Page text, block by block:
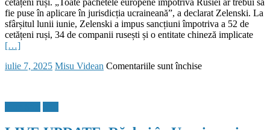
sunt
dependenţi
de
Patriot
cetățeni ruși. „Toate pachetele europene împotriva Rusiei ar trebui să
fie puse în aplicare în jurisdicția ucraineană”, a declarat Zelenski. La
sfârșitul lunii iunie, Zelenski a impus sancțiuni împotriva a 52 de
cetățeni ruși, 34 de companii rusești și o entitate chineză implicate
[…]
Posted
iulie 7, 2025 Author
Misu Videan Comentariile sunt închisepentru